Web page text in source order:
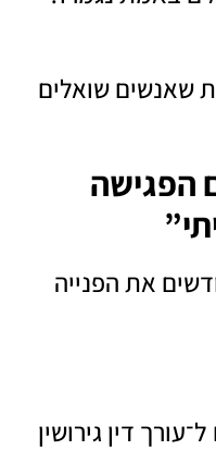
שאנשים שואלים
הפגישה
את הפנייה
דין גירושין